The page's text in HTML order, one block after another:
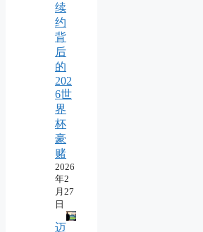
续
约
背
后
的
202
6世
界
杯
豪
赌
2026
年2
月27
日
迈